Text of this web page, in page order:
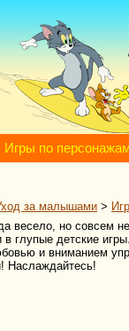
Игры по
за малышами >
весело, но совсем
в глупые детские
и вниманием
Наслаждайтесь!